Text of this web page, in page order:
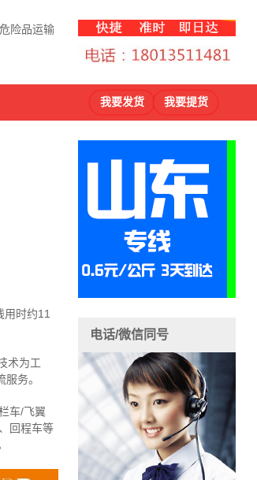
危险品运输
我要发货 我要提货
用时约11
术为工
务。
车/飞翼
回程车等
电话/微信同号